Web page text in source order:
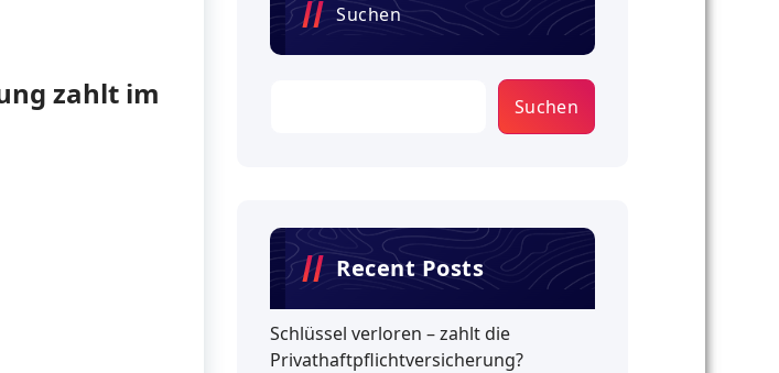
zahlt im
Suchen
Suchen
Recent Posts
Schlüssel verloren – zahlt die
Privathaftpflichtversicherung?